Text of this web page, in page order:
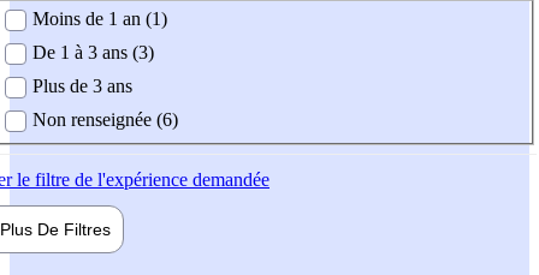
demandée
Moins de 1 an (1)
De 1 à 3 ans (3)
Plus de 3 ans
Non renseignée (6)
le filtre de l'expérience demandée
Plus De Filtres